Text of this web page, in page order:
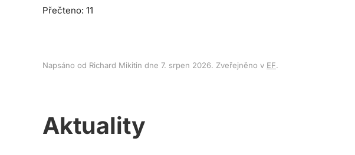
Přečteno: 11
Napsáno od Richard Mikitin dne 7. srpen 2026. Zveřejněno v EF.
Aktuality